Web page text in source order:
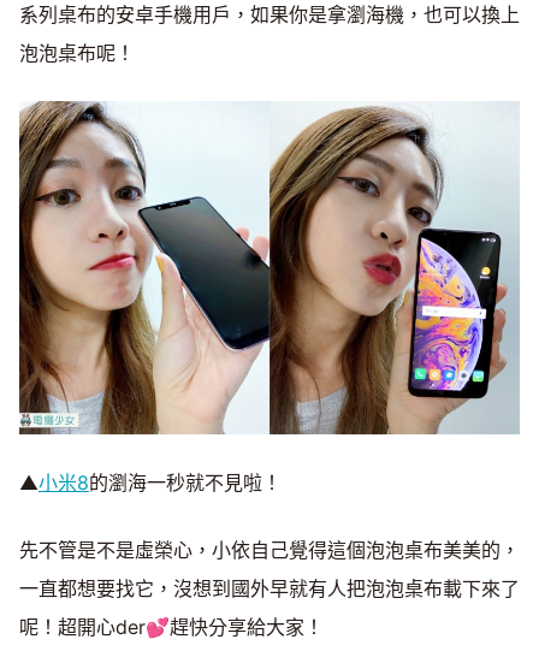
系列桌布的安卓手機用戶，如果你是拿瀏海機，也可以換上
泡泡桌布呢！
▲小米8的瀏海一秒就不見啦！
先不管是不是虛榮心，小依自己覺得這個泡泡桌布美美的，
一直都想要找它，沒想到國外早就有人把泡泡桌布載下來了
呢！超開心der💕趕快分享給大家！